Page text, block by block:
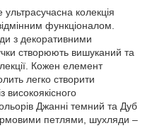
ультрасучасна колекція
функціоналом.
з декоративними
створюють вишуканий та
Кожен елемент
легко створити
високоякісного
Джанні темний та Дуб
петлями, шухляди –